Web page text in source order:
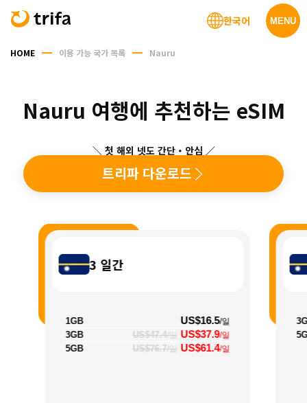
MENU
한국어
HOME 이용 가능 국가 목록 Nauru
Nauru 여행에 추천하는 eSIM
＼ 첫 해외 넷도 간단・안심 ／
트리파 다운로드
3 일간
1GB US$16.5/일
3GB US$47.4/일 US$37.9/일
5GB US$76.7/일 US$61.4/일